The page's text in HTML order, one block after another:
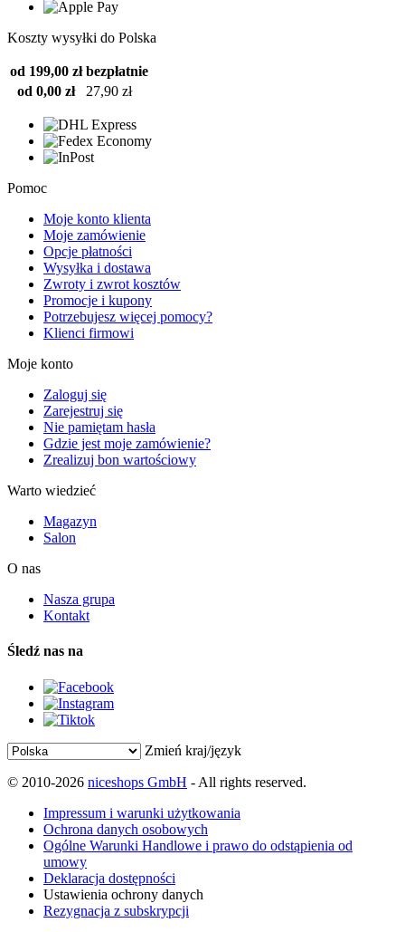
Koszty wysyłki do Polska
od 199,00 zł bezpłatnie
od 0,00 zł
27,90 zł
Pomoc
Moje konto klienta
Moje zamówienie
Opcje płatności
Wysyłka i dostawa
Zwroty i zwrot kosztów
Promocje i kupony
Potrzebujesz więcej pomocy?
Klienci firmowi
Moje konto
Zaloguj się
Zarejestruj się
Nie pamiętam hasła
Gdzie jest moje zamówienie?
Zrealizuj bon wartościowy
Warto wiedzieć
Magazyn
Salon
O nas
Nasza grupa
Kontakt
Śledź nas na
Zmień kraj/język
© 2010-2026 niceshops GmbH - All rights reserved.
Impressum i warunki użytkowania
Ochrona danych osobowych
Ogólne Warunki Handlowe i prawo do odstąpienia od
umowy
Deklaracja dostępności
Ustawienia ochrony danych
Rezygnacja z subskrypcji